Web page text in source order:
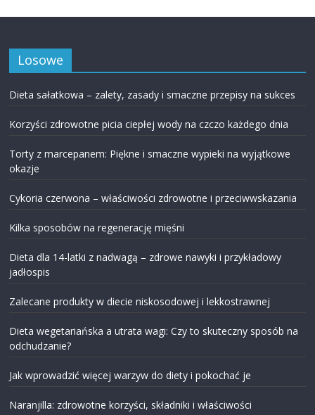
Losowe
Dieta sałatkowa – zalety, zasady i smaczne przepisy na sukces
Korzyści zdrowotne picia ciepłej wody na czczo każdego dnia
Torty z marcepanem: Piękne i smaczne wypieki na wyjątkowe
okazje
Cykoria czerwona – właściwości zdrowotne i przeciwwskazania
Kilka sposobów na regenerację mięśni
Dieta dla 14-latki z nadwagą – zdrowe nawyki i przykładowy
jadłospis
Zalecane produkty w diecie niskosodowej i lekkostrawnej
Dieta wegetariańska a utrata wagi: Czy to skuteczny sposób na
odchudzanie?
Jak wprowadzić więcej warzyw do diety i pokochać je
Naranjilla: zdrowotne korzyści, składniki i właściwości